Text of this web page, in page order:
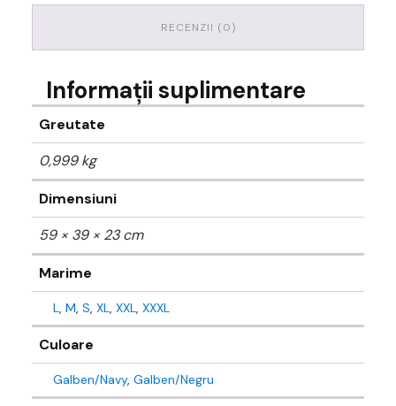
RECENZII (0)
Informații suplimentare
Greutate
0,999 kg
Dimensiuni
59 × 39 × 23 cm
Marime
L, M, S, XL, XXL, XXXL
Culoare
Galben/Navy, Galben/Negru